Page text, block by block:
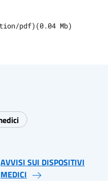
pdf) (0.04 Mb)
AVVISI SUI DISPOSITIVI
MEDICI